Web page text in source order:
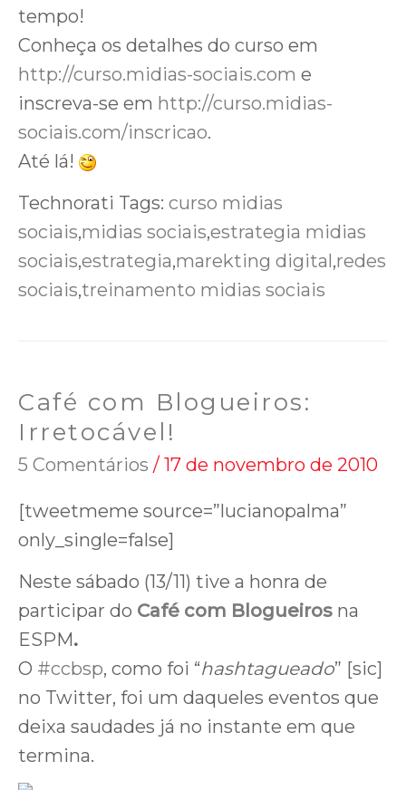
tempo!
Conheça os detalhes do curso em
http://curso.midias-sociais.com e
inscreva-se em http://curso.midias-
sociais.com/inscricao.
Até lá!
Technorati Tags: curso midias
sociais,midias sociais,estrategia midias
sociais,estrategia,marekting digital,redes
sociais,treinamento midias sociais
Café com Blogueiros:
Irretocável!
5 Comentários / 17 de novembro de 2010
[tweetmeme source=”lucianopalma”
only_single=false]
Neste sábado (13/11) tive a honra de
participar do Café com Blogueiros na
ESPM.
O #ccbsp, como foi “hashtagueado” [sic]
no Twitter, foi um daqueles eventos que
deixa saudades já no instante em que
termina.